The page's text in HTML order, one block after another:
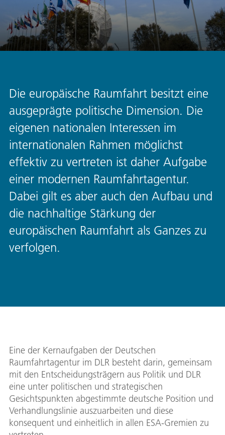
Die europäische Raumfahrt besitzt eine
ausgeprägte politische Dimension. Die
eigenen nationalen Interessen im
internationalen Rahmen möglichst
effektiv zu vertreten ist daher Aufgabe
einer modernen Raumfahrtagentur.
Dabei gilt es aber auch den Aufbau und
die nachhaltige Stärkung der
europäischen Raumfahrt als Ganzes zu
verfolgen.
Eine der Kernaufgaben der Deutschen
Raumfahrtagentur im DLR besteht darin, gemeinsam
mit den Entscheidungsträgern aus Politik und DLR
eine unter politischen und strategischen
Gesichtspunkten abgestimmte deutsche Position und
Verhandlungslinie auszuarbeiten und diese
konsequent und einheitlich in allen ESA-Gremien zu